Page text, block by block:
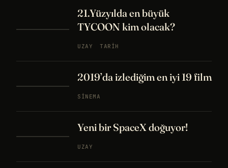
21.Yüzyılda en büyük
TYCOON kim olacak?
UZAY TARIH
2019’da izlediğim en iyi 19 film
SINEMA
Yeni bir SpaceX doğuyor!
UZAY